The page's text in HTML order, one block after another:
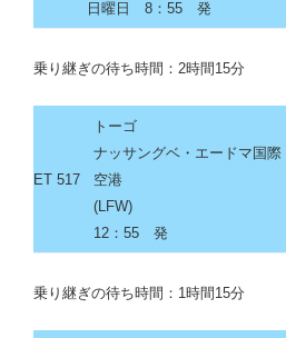
日曜日 8：55 発
乗り継ぎの待ち時間：2時間15分
ET 517
トーゴ
ナッサングベ・エードマ国際
空港
(LFW)
12：55 発
乗り継ぎの待ち時間：1時間15分